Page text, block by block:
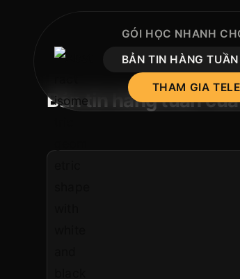
GÓI HỌC NHANH
BẢN TIN HÀNG
THAM GIA
Bản tin hàng tuần